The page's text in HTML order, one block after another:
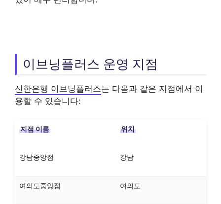
이브닝플러스 운영 지점
신한은행 이브닝플러스는 다음과 같은 지점에서 이
용할 수 있습니다:
지점 이름 위치
강남중앙점 강남
여의도중앙점 여의도